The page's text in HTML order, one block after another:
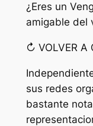
¿Eres un
amigable del
↻ VOLVER A
sus redes
bastante